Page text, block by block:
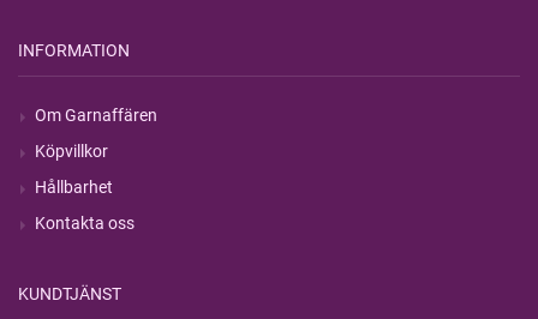
INFORMATION
Om Garnaffären
Köpvillkor
Hållbarhet
Kontakta oss
KUNDTJÄNST